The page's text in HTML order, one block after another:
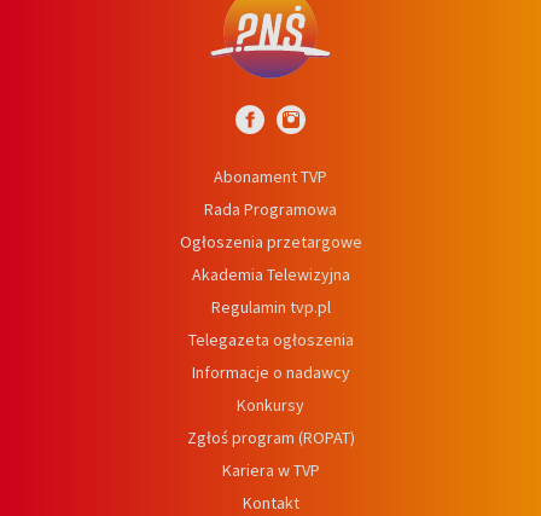
Abonament TVP
Rada Programowa
Ogłoszenia przetargowe
Akademia Telewizyjna
Regulamin tvp.pl
Telegazeta ogłoszenia
Informacje o nadawcy
Konkursy
Zgłoś program (ROPAT)
Kariera w TVP
Kontakt